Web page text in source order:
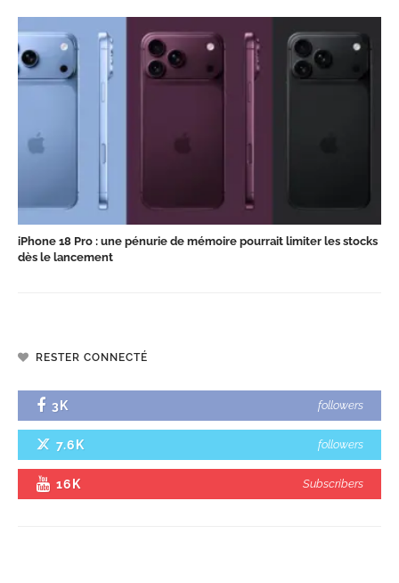
iPhone 18 Pro : une pénurie de mémoire pourrait limiter les stocks
dès le lancement
RESTER CONNECTÉ
3K followers
7.6K followers
16K Subscribers